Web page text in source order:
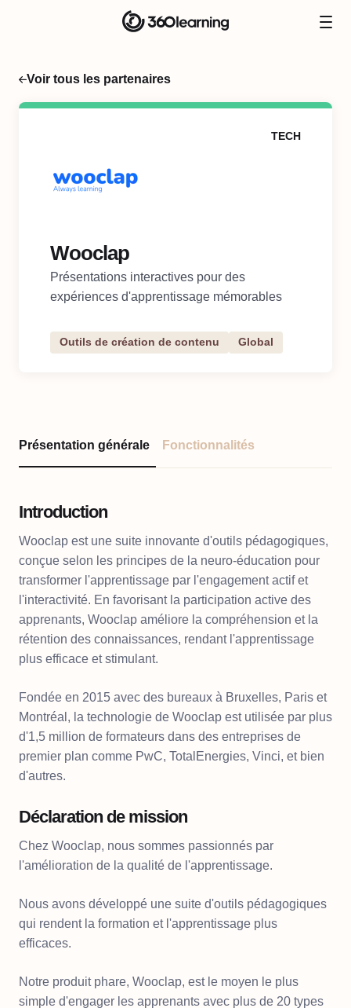
Voir tous les partenaires
TECH
Wooclap
Présentations interactives pour des
expériences d'apprentissage mémorables
Outils de création de contenu Global
Présentation générale Fonctionnalités
Introduction
Wooclap est une suite innovante d'outils pédagogiques,
conçue selon les principes de la neuro-éducation pour
transformer l'apprentissage par l'engagement actif et
l'interactivité. En favorisant la participation active des
apprenants, Wooclap améliore la compréhension et la
rétention des connaissances, rendant l'apprentissage
plus efficace et stimulant.
Fondée en 2015 avec des bureaux à Bruxelles, Paris et
Montréal, la technologie de Wooclap est utilisée par plus
d'1,5 million de formateurs dans des entreprises de
premier plan comme PwC, TotalEnergies, Vinci, et bien
d'autres.
Déclaration de mission
Chez Wooclap, nous sommes passionnés par
l'amélioration de la qualité de l'apprentissage.
Nous avons développé une suite d'outils pédagogiques
qui rendent la formation et l'apprentissage plus
efficaces.
Notre produit phare, Wooclap, est le moyen le plus
simple d'engager les apprenants avec plus de 20 types